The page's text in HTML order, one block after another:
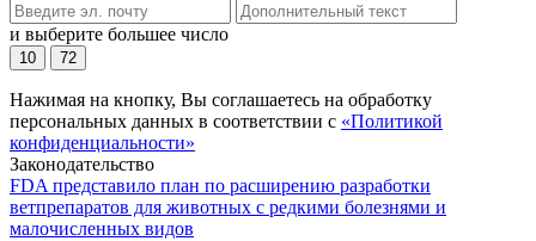
и выберите большее число
10 72
Нажимая на кнопку, Вы соглашаетесь на обработку
персональных данных в соответствии с «Политикой
конфиденциальности»
Законодательство
FDA представило план по расширению разработки
ветпрепаратов для животных с редкими болезнями и
малочисленных видов